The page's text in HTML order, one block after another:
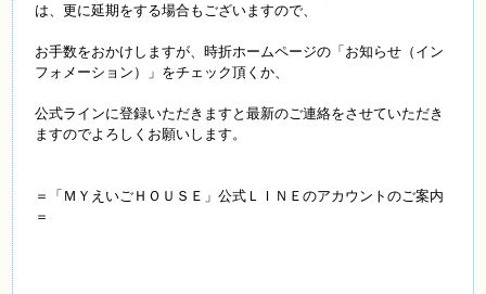
は、更に延期をする場合もございますので、
お手数をおかけしますが、時折ホームページの 「お知らせ（イン
フォメーション）」をチェック頂くか、
公式ラインに登録いただきますと最新のご連絡をさせていただき
ますのでよろしくお願いします。
＝「ＭＹえいごＨＯＵＳＥ」公式ＬＩＮＥのアカウントのご案内
＝